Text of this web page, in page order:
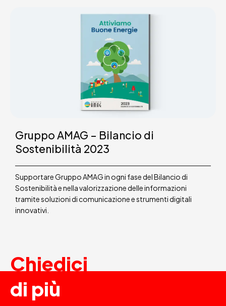
Gruppo AMAG – Bilancio di
Sostenibilità 2023
Supportare Gruppo AMAG in ogni fase del Bilancio di
Sostenibilità e nella valorizzazione delle informazioni
tramite soluzioni di comunicazione e strumenti digitali
innovativi.
Chiedici
di più